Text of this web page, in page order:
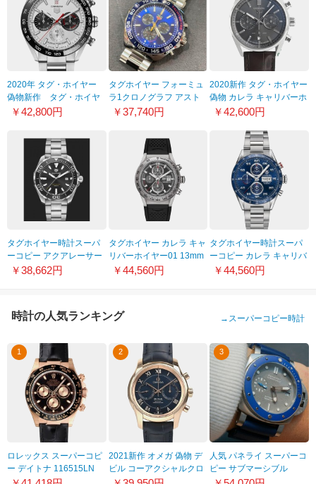
2020年 タグ・ホイヤー
偽物新作 タグ・ホイヤ
ー カレラ スポーツクロノ
CBN2A1D.BA0643
￥42,800円
タグホイヤー フォーミュ
ラ1クロノグラフ アスト
ンマーチンスペシャルエ
￥37,740円
2020新作 タグ・ホイヤー
偽物 カレラ キャリバーホ
イヤー02 クロノグラフ
￥42,600円
タグホイヤー時計スーパ
ーコピー アクアレーサー
３００M
￥38,662円
タグホイヤー カレラ キャ
リバーホイヤー01 13mm
CAR208Z.FT6046
￥44,560円
タグホイヤー時計スーパ
ーコピー カレラ キャリバ
ー16 クロノグラフ デイデ
￥44,560円
時計の人気ランキング → スーパーコピー時計
1
ロレックス スーパーコピ
ー デイトナ 116515LN
2
2021新作 オメガ 偽物 デ
ビル コーアクシャルクロ
ノ 431.53.42.51.03.001
3
人気 パネライ スーパーコ
ピー サブマーシブル
PAM00959【送料無料】